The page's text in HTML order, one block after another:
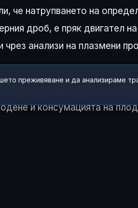
че натрупването на
дроб, е пряк двигател
анализи на плазмени
на навиците върху
и консумацията на
преживяване и да анализираме